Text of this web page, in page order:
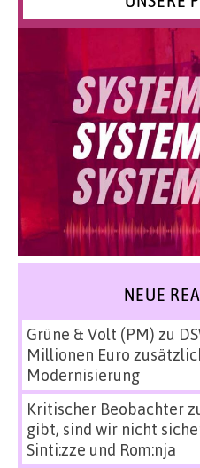
NEUE
Grüne & Volt (PM) zu
Millionen Euro
Modernisierung
Kritischer Beobachter
gibt, sind wir nicht
Sinti:zze und Rom:nja